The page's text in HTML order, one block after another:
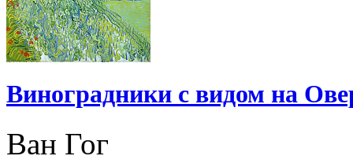
Виноградники с видом на
Ван Гог